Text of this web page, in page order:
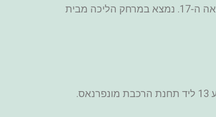
– מלון בוטיק קטן 4 כוכבים בפריז ברובע 11 עם עיצוב ייחודי שנמצא בבניין מהמאה ה-17. נמצא במרחק הליכה מבית
– מלון 3 כוכבים פשוט ונקי עם מחירים נוחים. ממוקם ברובע 13 ליד תחנת הרכבת מונפרנאס.